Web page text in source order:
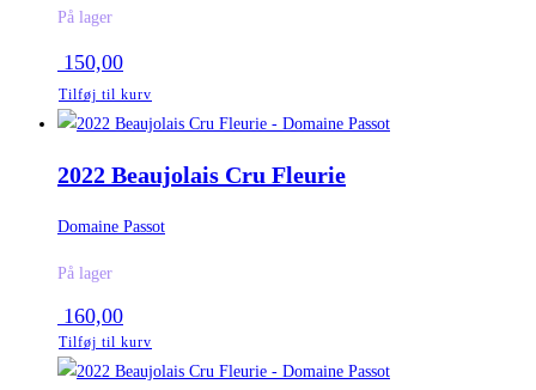
På lager
150,00
Tilføj til kurv
2022 Beaujolais Cru Fleurie
Domaine Passot
På lager
160,00
Tilføj til kurv